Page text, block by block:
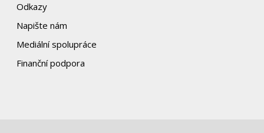
Odkazy
Napište nám
Mediální spolupráce
Finanční podpora